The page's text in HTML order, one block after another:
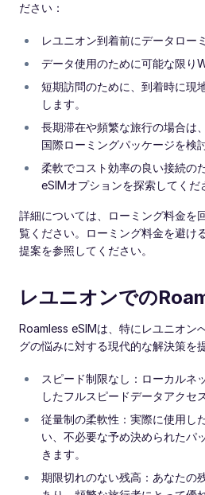
ださい：
レユニオン到着前にデータロー
データ使用のために可能な限り
短期訪問のために、到着時に現
します。
長期滞在や頻繁な旅行の場合は
国際ローミングパッケージを検
柔軟でコスト効率の良い接続の
eSIMオプションを探索してくだ
詳細については、ローミング料金を
覧ください。ローミング料金を避け
提案を参照してください。
レユニオンでの
Roamless eSIMは、特にレユニオン
グの悩みに対する現代的な解決策を
スピード制限なし：ローカルネ
したフルスピードデータアクセ
従量制の柔軟性：実際に使用し
い、不必要な予め決められたパ
きます。
期限切れのない残高：あなたの